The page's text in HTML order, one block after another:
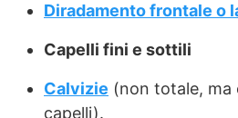
Diradamento frontale o
Capelli fini e sottili
Calvizie (non totale, ma
capelli).